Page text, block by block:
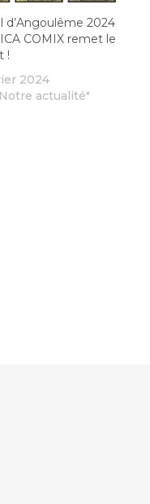
d’Angoulême 2024
COMIX remet le
!
2024
actualité"